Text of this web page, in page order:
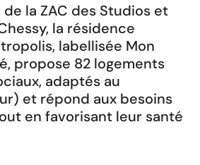
la ZAC des Studios et
la résidence
labellisée Mon
propose 82 logements
adaptés au
et répond aux besoins
en favorisant leur santé